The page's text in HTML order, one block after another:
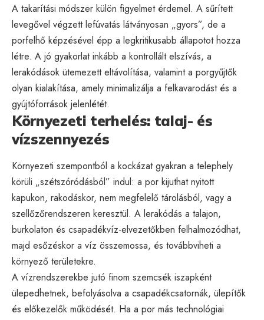
A takarítási módszer külön figyelmet érdemel. A sűrített
levegővel végzett lefúvatás látványosan „gyors”, de a
porfelhő képzésével épp a legkritikusabb állapotot hozza
létre. A jó gyakorlat inkább a kontrollált elszívás, a
lerakódások ütemezett eltávolítása, valamint a porgyűjtők
olyan kialakítása, amely minimalizálja a felkavarodást és a
gyújtóforrások jelenlétét.
Környezeti terhelés: talaj- és
vízszennyezés
Környezeti szempontból a kockázat gyakran a telephely
körüli „szétszóródásból” indul: a por kijuthat nyitott
kapukon, rakodáskor, nem megfelelő tárolásból, vagy a
szellőzőrendszeren keresztül. A lerakódás a talajon,
burkolaton és csapadékvíz-elvezetőkben felhalmozódhat,
majd esőzéskor a víz összemossa, és továbbviheti a
környező területekre.
A vízrendszerekbe jutó finom szemcsék iszapként
ülepedhetnek, befolyásolva a csapadékcsatornák, ülepítők
és előkezelők működését. Ha a por más technológiai